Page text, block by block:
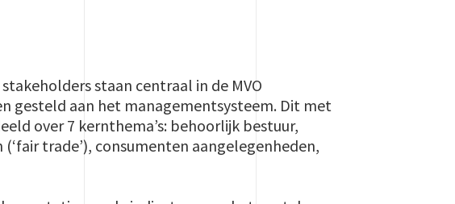
staan centraal in de MVO
gesteld aan het managementsysteem. Dit met
over 7 kernthema’s: behoorlijk bestuur,
trade’), consumenten aangelegenheden,